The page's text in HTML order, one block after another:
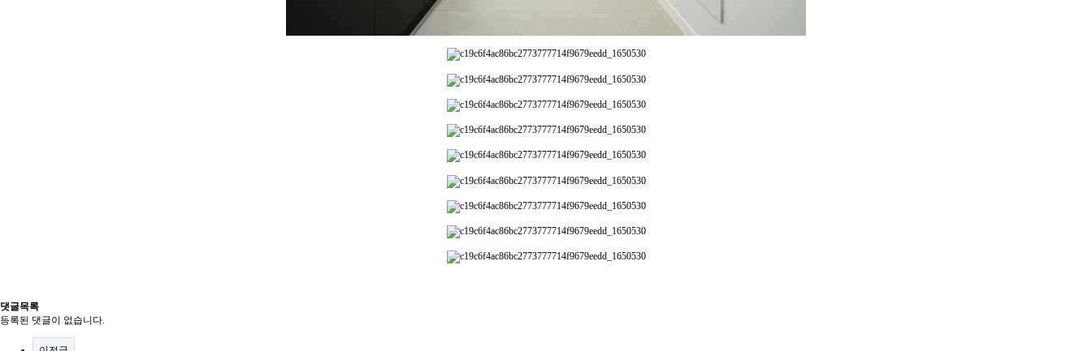
댓글목록
등록된 댓글이 없습니다.